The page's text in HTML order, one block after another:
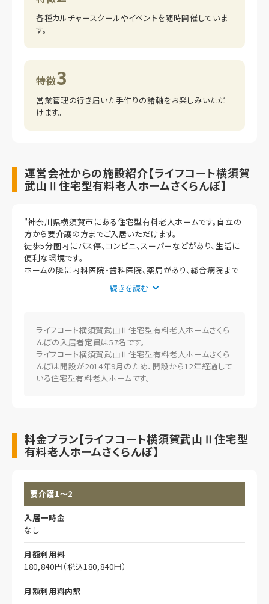
各種カルチャースクールやイベントを随時開催していま
す。
特徴3
営業管理の行き届いた手作りの諸軸をお楽しみいただ
けます。
運営会社からの施設紹介【ライフコート横須賀
武山Ⅱ住宅型有料老人ホームさくらんぼ】
"神奈川県横須賀市にある住宅型有料老人ホームです。自立の
方から要介護の方までご入居いただけます。
徒歩5分圏内にバス停、コンビニ、スーパーなどがあり、生活に
便利な環境です。
ホームの隣に内科医院・歯科医院、薬局があり、総合病院まで
全室個室の居室には、洗面・トイレ、介護ベッドなどを標準装備
しています。
明るく開放的なダイニングルームでは、他の入居者様とご一緒
に憩いのひと時やお食事をお楽しみいただけます。
寝たきりの方にも安心してご入浴いただけるように、機械浴室
ます。"
続きを読む
ライフコート横須賀武山Ⅱ住宅型有料老人ホームさくら
んぼの入居者定員は57名です。
ライフコート横須賀武山Ⅱ住宅型有料老人ホームさくら
んぼは開設が2014年9月のため、開設から12年経過して
いる住宅型有料老人ホームです。
料金プラン【ライフコート横須賀武山Ⅱ住宅型
有料老人ホームさくらんぼ】
要介護1～2
入居一時金
なし
月額利用料
180,840円（税込180,840円）
月額利用料内訳